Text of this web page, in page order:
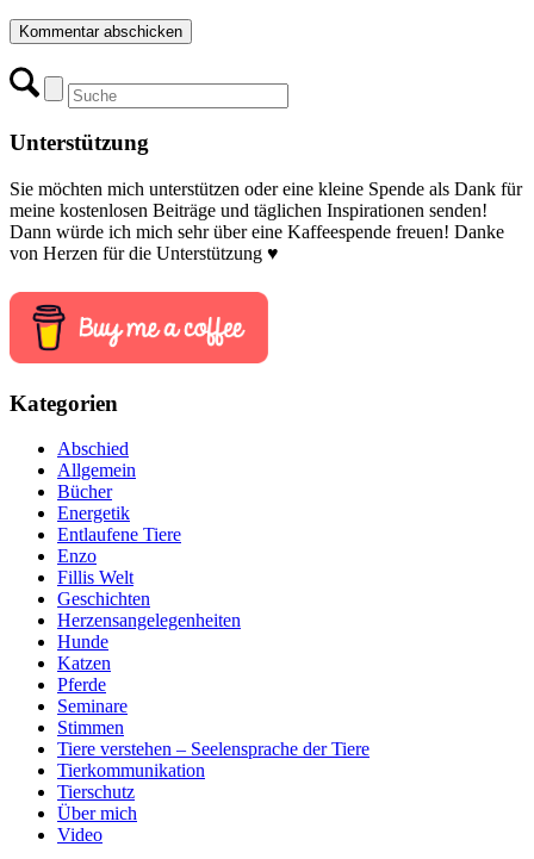
Unterstützung
Sie möchten mich unterstützen oder eine kleine Spende als Dank für
meine kostenlosen Beiträge und täglichen Inspirationen senden!
Dann würde ich mich sehr über eine Kaffeespende freuen! Danke
von Herzen für die Unterstützung ♥
Kategorien
Abschied
Allgemein
Bücher
Energetik
Entlaufene Tiere
Enzo
Fillis Welt
Geschichten
Herzensangelegenheiten
Hunde
Katzen
Pferde
Seminare
Stimmen
Tiere verstehen – Seelensprache der Tiere
Tierkommunikation
Tierschutz
Über mich
Video